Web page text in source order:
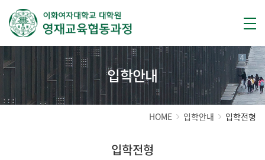
입학안내
HOME 입학안내 입학전형
입학전형